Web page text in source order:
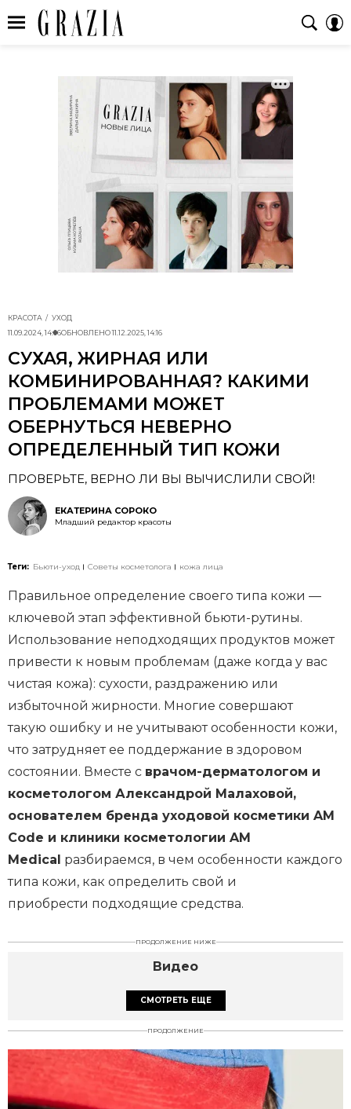
КРАСОТА
УХОД
11.09.2024, 14:06ОБНОВЛЕНО11.12.2025, 14:16
СУХАЯ, ЖИРНАЯ ИЛИ
КОМБИНИРОВАННАЯ? КАКИМИ
ПРОБЛЕМАМИ МОЖЕТ
ОБЕРНУТЬСЯ НЕВЕРНО
ОПРЕДЕЛЕННЫЙ ТИП КОЖИ
ПРОВЕРЬТЕ, ВЕРНО ЛИ ВЫ ВЫЧИСЛИЛИ СВОЙ!
ЕКАТЕРИНА СОРОКО
Младший редактор красоты
Теги: Бьюти-уход Советы косметолога кожа лица
Правильное определение своего типа кожи —
ключевой этап эффективной бьюти-рутины.
Использование неподходящих продуктов может
привести к новым проблемам (даже когда у вас
чистая кожа): сухости, раздражению или
избыточной жирности. Многие совершают
такую ошибку и не учитывают особенности кожи,
что затрудняет ее поддержание в здоровом
состоянии. Вместе с врачом-дерматологом и
косметологом Александрой Малаховой,
основателем бренда уходовой косметики AM
Code и клиники косметологии AM
Medical разбираемся, в чем особенности каждого
типа кожи, как определить свой и
приобрести подходящие средства.
ПРОДОЛЖЕНИЕ НИЖЕ
Видео
СМОТРЕТЬ ЕЩЕ
ПРОДОЛЖЕНИЕ